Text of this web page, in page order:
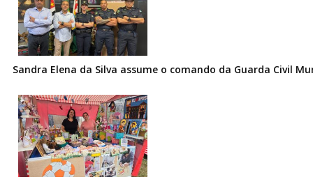
Sandra Elena da Silva assume o comando da Guarda Civil